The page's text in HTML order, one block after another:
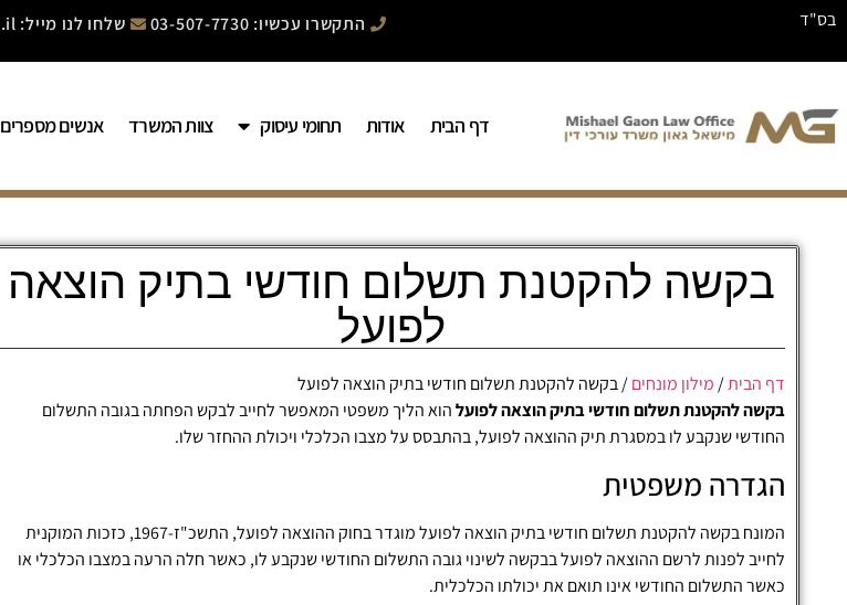
בס"ד התקשרו עכשיו: 03-507-7730 שלחו לנו מייל: mishael@gaon-law.co.il
דף הבית אודות תחומי עיסוק צוות המשרד אנשים מספרים
בקשה להקטנת תשלום חודשי בתיק הוצאה
לפועל
דף הבית/ מילון מונחים/בקשה להקטנת תשלום חודשי בתיק הוצאה לפועל
בקשה להקטנת תשלום חודשי בתיק הוצאה לפועלהוא הליך משפטי המאפשר לחייב לבקש הפחתה בגובה התשלום
החודשי שנקבע לו במסגרת תיק ההוצאה לפועל, בהתבסס על מצבו הכלכלי ויכולת ההחזר שלו.
הגדרה משפטית
המונח בקשה להקטנת תשלום חודשי בתיק הוצאה לפועל מוגדר בחוק ההוצאה לפועל, התשכ"ז-1967, כזכות המוקנית
לחייב לפנות לרשם ההוצאה לפועל בבקשה לשינוי גובה התשלום החודשי שנקבע לו, כאשר חלה הרעה במצבו הכלכלי או
כאשר התשלום החודשי אינו תואם את יכולתו הכלכלית.